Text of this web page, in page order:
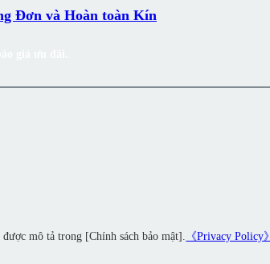
Đơn và Hoàn toàn Kín
giá ưu đãi.
mô tả trong [Chính sách bảo mật]. 《Privacy Policy》